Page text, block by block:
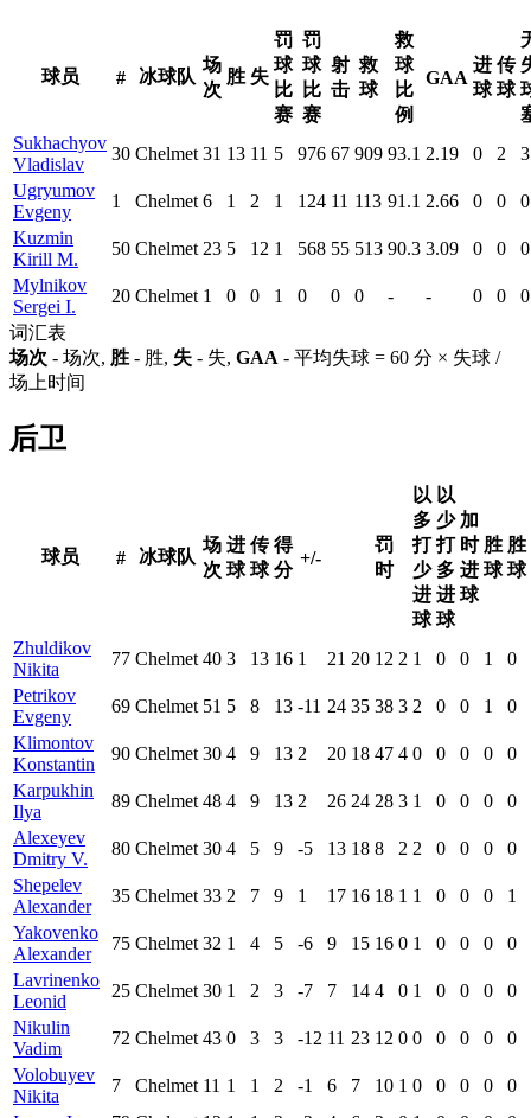
球员 # 冰球队
场
次
胜 失
罚
球
比
赛
罚
球
比
赛
射
击
救
球
救
球
比
例
GAA
进
球
传
球
Sukhachyov
Vladislav
30 Chelmet 31 13 11 5 976 67 909 93.1 2.19 0 2
3
Ugryumov
Evgeny
1 Chelmet 6 1 2 1 124 11 113 91.1 2.66 0 0
0
Kuzmin
Kirill M.
50 Chelmet 23 5 12 1 568 55 513 90.3 3.09 0 0
0
Mylnikov
Sergei I.
20 Chelmet 1 0 0 1 0 0 0 - - 0 0
0
词汇表
场次 - 场次, 胜 - 胜, 失 - 失, GAA - 平均失球 = 60 分 × 失球 /
场上时间
后卫
球员 # 冰球队
场
次
进
球
传
球
得
分
+/-
罚
时
以
多
打
少
进
球
以
少
打
多
进
球
加
时
进
球
胜
球
胜
球
Zhuldikov
Nikita
77 Chelmet 40 3 13 16 1 21 20 12 2 1 0 0 1
0
Petrikov
Evgeny
69 Chelmet 51 5 8 13 -11 24 35 38 3 2 0 0 1
0
Klimontov
Konstantin
90 Chelmet 30 4 9 13 2 20 18 47 4 0 0 0 0
0
Karpukhin
Ilya
89 Chelmet 48 4 9 13 2 26 24 28 3 1 0 0 0
0
Alexeyev
Dmitry V.
80 Chelmet 30 4 5 9 -5 13 18 8 2 2 0 0 0
0
Shepelev
Alexander
35 Chelmet 33 2 7 9 1 17 16 18 1 1 0 0 0
1
Yakovenko
Alexander
75 Chelmet 32 1 4 5 -6 9 15 16 0 1 0 0 0
0
Lavrinenko
Leonid
25 Chelmet 30 1 2 3 -7 7 14 4 0 1 0 0 0
0
Nikulin
Vadim
72 Chelmet 43 0 3 3 -12 11 23 12 0 0 0 0 0
0
Volobuyev
Nikita
7 Chelmet 11 1 1 2 -1 6 7 10 1 0 0 0 0
0